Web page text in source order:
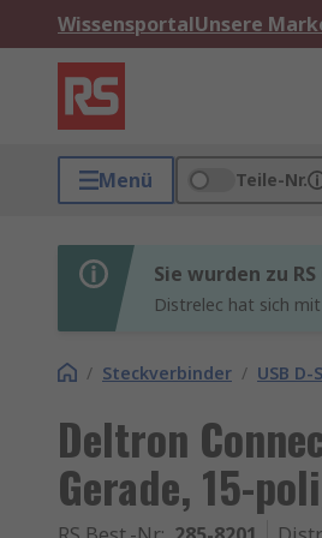
WissensportalUnsere
Menü Teile-Nr.
Sie wurden zu
Distrelec hat sich
/ Steckverbinder / USB
Deltron
Gerade, 15-